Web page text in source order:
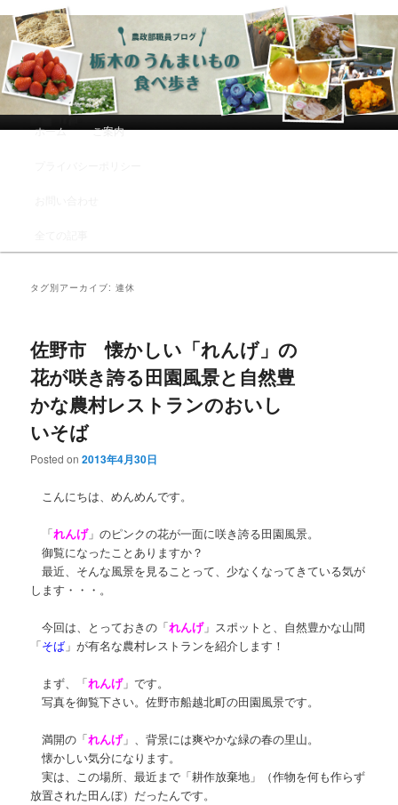
農政部職員ブログ「栃木のうんまい
もの食べ歩き」
メインコンテンツへ移動
サブコンテンツへ移動
ホーム ご案内
タグ別アーカイブ:連休
佐野市 懐かしい「れんげ」の
花が咲き誇る田園風景と自然豊
かな農村レストランのおいし
いそば
Posted on2013年4月30日
こんにちは、めんめんです。
「れんげ」のピンクの花が一面に咲き誇る田園風景。
御覧になったことありますか？
最近、そんな風景を見ることって、少なくなってきている気が
します・・・。
今回は、とっておきの「れんげ」スポットと、自然豊かな山間
「そば 」が有名な農村レストランを紹介します！
まず、「れんげ」です。
写真を御覧下さい。佐野市船越北町の田園風景です。
満開の「れんげ」、背景には爽やかな緑の春の里山。
懐かしい気分になります。
実は、この場所、最近まで「耕作放棄地」（作物を何も作らず
放置された田んぼ）だったんです。